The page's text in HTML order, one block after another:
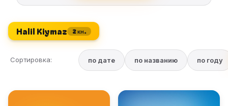
Halil Kiymaz 2 кн.
Сортировка: по дате по названию по году